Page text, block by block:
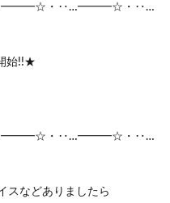
・‥…━━━☆・‥…
始!!★
・‥…━━━☆・‥…
スなどありましたら